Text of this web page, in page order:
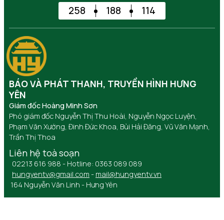
258 188 114
BÁO VÀ PHÁT THANH, TRUYỀN HÌNH HƯNG
YÊN
Giám đốc Hoàng Minh Sơn
Phó giám đốc Nguyễn Thị Thu Hoài, Nguyễn Ngọc Luyện,
Phạm Văn Xướng, Đinh Đức Khoa, Bùi Hải Đăng, Vũ Văn Mạnh,
Trần Thị Thoa
Liên hệ toà soạn
02213 616 988 - Hotline: 0363 089 089
hungyentv@gmail.com - mail@hungyentv.vn
164 Nguyễn Văn Linh - Hưng Yên